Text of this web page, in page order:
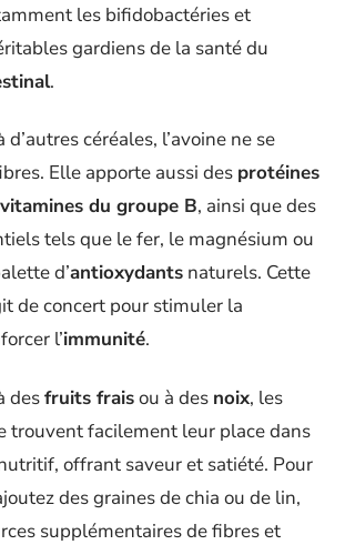
les bifidobactéries et
gardiens de la santé du
.
céréales, l’avoine ne se
Elle apporte aussi des protéines
vitamines du groupe B, ainsi que des
tels que le fer, le magnésium ou
d’antioxydants naturels. Cette
de concert pour stimuler la
l’immunité.
desfruits fraisou à des noix, les
trouvent facilement leur place dans
offrant saveur et satiété. Pour
des graines de chia ou de lin,
supplémentaires de fibres et